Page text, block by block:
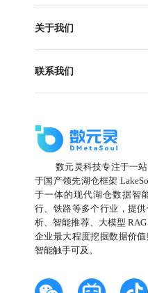
关于我们
联系我们
数元灵科技专注于一
于国产领先湖仓框架
于一体的现代湖仓数据智
行、铁路等多个行业，提
析、智能推荐、大模型
企业最大程度挖掘数据价
智能触手可及。